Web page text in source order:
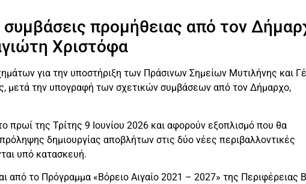
προμήθειας από τον
Χριστόφα
για την υποστήριξη των Πράσινων Σημείων Μυτιλήνης και
μετά την υπογραφή των σχετικών συμβάσεων από τον Δήμαρχο,
πρωί της Τρίτης 9 Ιουνίου 2026 και αφορούν εξοπλισμό που θα
πρόληψης δημιουργίας αποβλήτων στις δύο νέες περιβαλλοντικές
υπό κατασκευή.
από το Πρόγραμμα «Βόρειο Αιγαίο 2021 – 2027» της Περιφέρειας